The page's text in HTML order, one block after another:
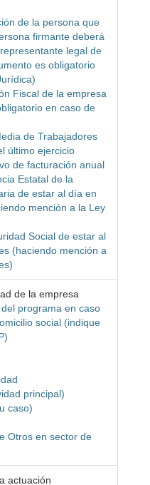
de la persona que
firmante deberá
legal de
es obligatorio
Fiscal de la empresa
en caso de
de Trabajadores
último ejercicio
de facturación anual
Estatal de la
de estar al día en
mención a la Ley
Social de estar al
(haciendo mención a
de la empresa
programa en caso
social (indique
principal)
caso)
Otros en sector de
actuación